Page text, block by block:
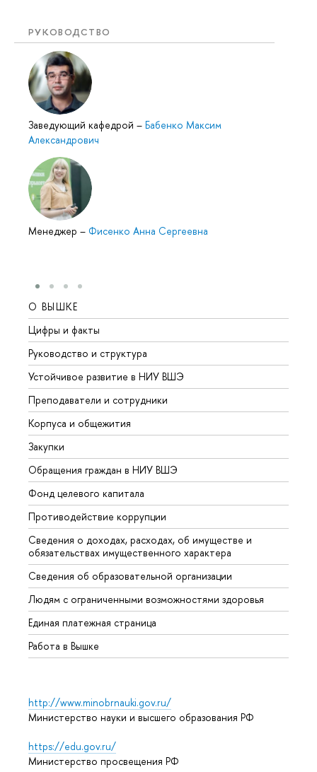
РУКОВОДСТВО
Заведующий кафедрой – Бабенко Максим
Александрович
Менеджер – Фисенко Анна Сергеевна
О ВЫШКЕ
Цифры и факты
Руководство и структура
Устойчивое развитие в НИУ ВШЭ
Преподаватели и сотрудники
Корпуса и общежития
Закупки
Обращения граждан в НИУ ВШЭ
Фонд целевого капитала
Противодействие коррупции
Сведения о доходах, расходах, об имуществе и
обязательствах имущественного характера
Сведения об образовательной организации
Людям с ограниченными возможностями здоровья
Единая платежная страница
Работа в Вышке
http://www.minobrnauki.gov.ru/
Министерство науки и высшего образования РФ
https://edu.gov.ru/
Министерство просвещения РФ